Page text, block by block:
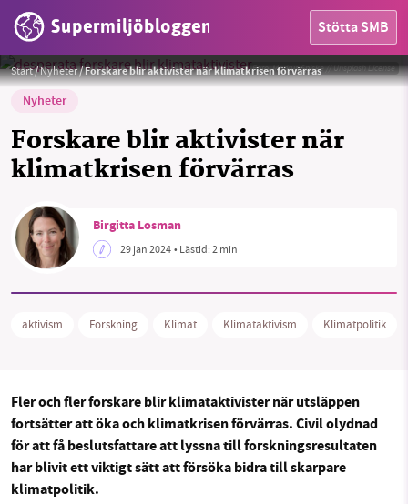
Supermiljöbloggen Stötta SMB
HEM
OMRÅDEN
MILJÖFAKTA
Facebook Instagram BlueSky
Threads LinkedIn
Start/Nyheter/Forskare blir aktivister när klimatkrisen förvärras
Nyheter
Forskare blir aktivister när
klimatkrisen förvärras
Foto:Markus Spiske // Unsplash License
Birgitta Losman
29 jan 2024• Lästid:2 min
aktivism Forskning Klimat Klimataktivism Klimatpolitik
Fler och fler forskare blir klimataktivister när utsläppen
fortsätter att öka och klimatkrisen förvärras. Civil olydnad
för att få beslutsfattare att lyssna till forskningsresultaten
har blivit ett viktigt sätt att försöka bidra till skarpare
klimatpolitik.SMB kämpar för en hållbar framtid. Sedan